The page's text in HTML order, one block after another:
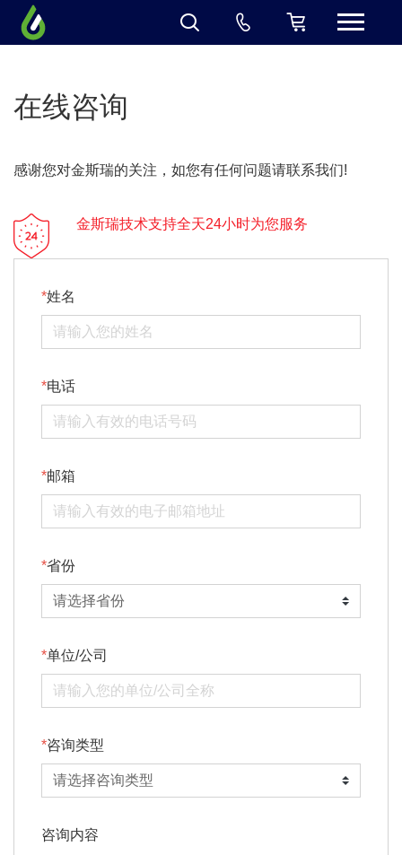
在线咨询
感谢您对金斯瑞的关注，如您有任何问题请联系我们!
金斯瑞技术支持全天24小时为您服务
姓名
电话
邮箱
省份
单位/公司
咨询类型
咨询内容